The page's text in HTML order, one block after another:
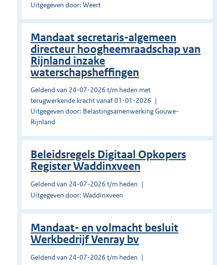
Uitgegeven door: Weert
Mandaat secretaris-algemeen
directeur hoogheemraadschap van
Rijnland inzake
waterschapsheffingen
Geldend van 24-07-2026 t/m heden met
terugwerkende kracht vanaf 01-01-2026
Uitgegeven door: Belastingsamenwerking Gouwe-
Rijnland
Beleidsregels Digitaal Opkopers
Register Waddinxveen
Geldend van 24-07-2026 t/m heden
Uitgegeven door: Waddinxveen
Mandaat- en volmacht besluit
Werkbedrijf Venray bv
Geldend van 24-07-2026 t/m heden